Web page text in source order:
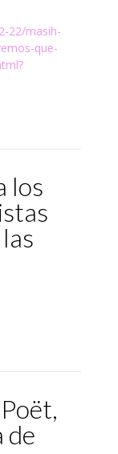
22/masih-
que-
los
de